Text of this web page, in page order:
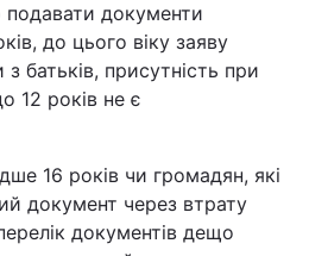
документи
до цього віку заяву
батьків, присутність при
12 років не є
16 років чи громадян, які
документ через втрату
документів дещо